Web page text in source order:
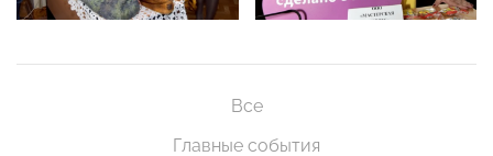
Все
Главные события